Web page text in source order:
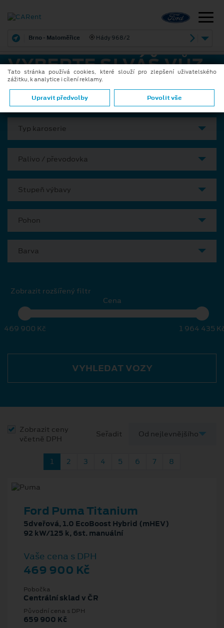
Brno - Juliánov Bělohorská 46
VYBERTE SI VÁŠ VŮZ
Model
Typ karoserie
Palivo / převodovka
Stupeň výbavy
Pohon
Barva
Zobrazit rozšířený filtr
Cena
469 900 Kč 1 964 435
VYHLEDAT VOZY
Zobrazit ceny
včetně DPH
Seřadit
1 2 3 4 5 6 7 8
Ford Puma Titanium
5dveřová, 1.0 EcoBoost Hybrid (mHEV)
92 kW/125 k, 6st. manuální
Vaše cena s DPH
469 900 Kč
Pobočka
Centrální sklad v ČR
Původní cena s DPH
659 900 Kč
Tato stránka používá cookies, které slouží pro zlepšení uživatelského
zážitku, k analytice i cílení reklamy.
Upravit předvolby Povolit vše